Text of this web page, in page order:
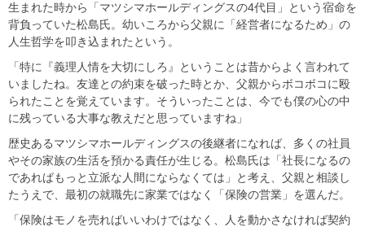
生まれた時から「マツシマホールディングスの4代目」という宿命を
背負っていた松島氏。幼いころから父親に「経営者になるため」の
人生哲学を叩き込まれたという。
「特に『義理人情を大切にしろ』ということは昔からよく言われて
いましたね。友達との約束を破った時とか、父親からボコボコに殴
られたことを覚えています。そういったことは、今でも僕の心の中
に残っている大事な教えだと思っていますね」
歴史あるマツシマホールディングスの後継者になれば、多くの社員
やその家族の生活を預かる責任が生じる。松島氏は「社長になるの
であればもっと立派な人間にならなくては」と考え、父親と相談し
たうえで、最初の就職先に家業ではなく「保険の営業」を選んだ。
「保険はモノを売ればいいわけではなく、人を動かさなければ契約